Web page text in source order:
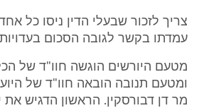
צריך לזכור שבעלי הדין ניסו כל
עמדתו בקשר לגובה הסכום
מטעם היורשים הוגשה חוו"ד של
ומטעם תנובה הובאה חוו"ד של
מר דן דבורסקין. הראשון הדגיש את